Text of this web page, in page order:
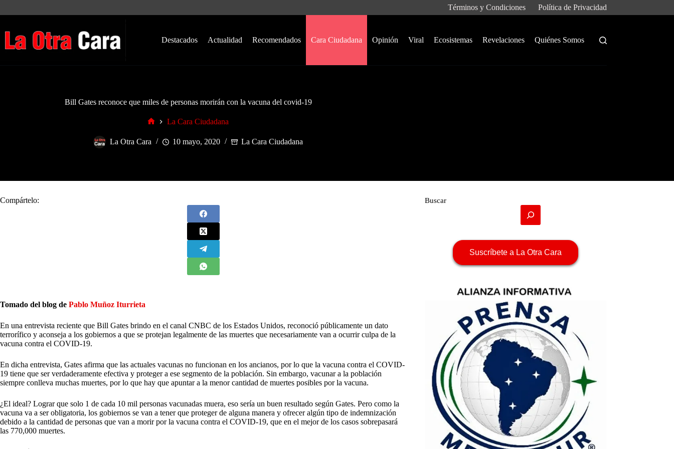
Términos y Condiciones Política de Privacidad
Destacados Actualidad Recomendados Cara Ciudadana Opinión Viral Ecosistemas Revelaciones Quiénes Somos
Bill Gates reconoce que miles de personas morirán con la vacuna del covid-19
La Cara Ciudadana
La Otra Cara 10 mayo, 2020 La Cara Ciudadana
Compártelo:
Tomado del blog de Pablo Muñoz Iturrieta
En una entrevista reciente que Bill Gates brindo en el canal CNBC de los Estados Unidos, reconoció públicamente un dato
terrorífico y aconseja a los gobiernos a que se protejan legalmente de las muertes que necesariamente van a ocurrir culpa de la
vacuna contra el COVID-19.
En dicha entrevista, Gates afirma que las actuales vacunas no funcionan en los ancianos, por lo que la vacuna contra el COVID-
19 tiene que ser verdaderamente efectiva y proteger a ese segmento de la población. Sin embargo, vacunar a la población
siempre conlleva muchas muertes, por lo que hay que apuntar a la menor cantidad de muertes posibles por la vacuna.
¿El ideal? Lograr que solo 1 de cada 10 mil personas vacunadas muera, eso sería un buen resultado según Gates. Pero como la
vacuna va a ser obligatoria, los gobiernos se van a tener que proteger de alguna manera y ofrecer algún tipo de indemnización
debido a la cantidad de personas que van a morir por la vacuna contra el COVID-19, que en el mejor de los casos sobrepasará
las 770,000 muertes.
Buscar
Suscríbete a La Otra Cara